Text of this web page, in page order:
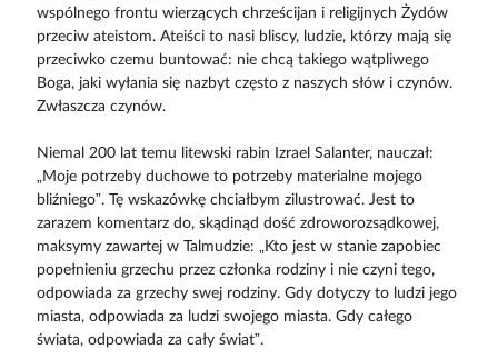
wspólnego frontu wierzących chrześcijan i religijnych Żydów
przeciw ateistom. Ateiści to nasi bliscy, ludzie, którzy mają się
przeciwko czemu buntować: nie chcą takiego wątpliwego
Boga, jaki wyłania się nazbyt często z naszych słów i czynów.
Zwłaszcza czynów.
Niemal 200 lat temu litewski rabin Izrael Salanter, nauczał:
„Moje potrzeby duchowe to potrzeby materialne mojego
bliźniego”. Tę wskazówkę chciałbym zilustrować. Jest to
zarazem komentarz do, skądinąd dość zdroworozsądkowej,
maksymy zawartej w Talmudzie: „Kto jest w stanie zapobiec
popełnieniu grzechu przez członka rodziny i nie czyni tego,
odpowiada za grzechy swej rodziny. Gdy dotyczy to ludzi jego
miasta, odpowiada za ludzi swojego miasta. Gdy całego
świata, odpowiada za cały świat”.